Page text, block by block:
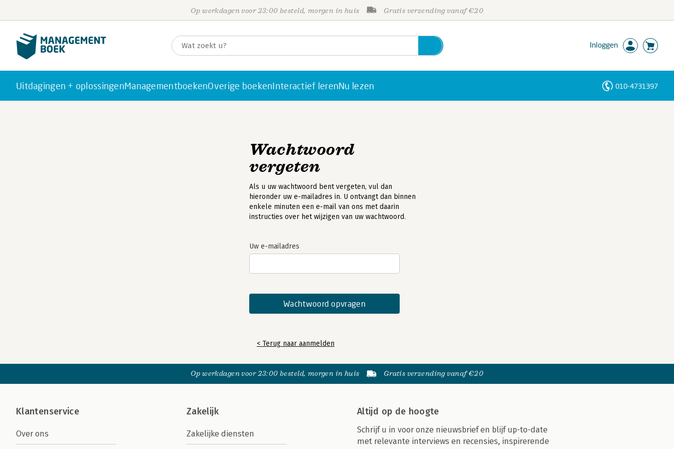
Op werkdagen voor 23:00 besteld, morgen in huis Gratis verzending vanaf €20
Inloggen
Uitdagingen + oplossingenManagementboekenOverige boekenInteractief lerenNu lezen 010-4731397
Wachtwoord
vergeten
Als u uw wachtwoord bent vergeten, vul dan
hieronder uw e-mailadres in. U ontvangt dan binnen
enkele minuten een e-mail van ons met daarin
instructies over het wijzigen van uw wachtwoord.
Uw e-mailadres
< Terug naar aanmelden
Op werkdagen voor 23:00 besteld, morgen in huis Gratis verzending vanaf €20
Klantenservice
Over ons
Zakelijk
Zakelijke diensten
Altijd op de hoogte
Schrijf u in voor onze nieuwsbrief en blijf up-to-date
met relevante interviews en recensies, inspirerende
Personen